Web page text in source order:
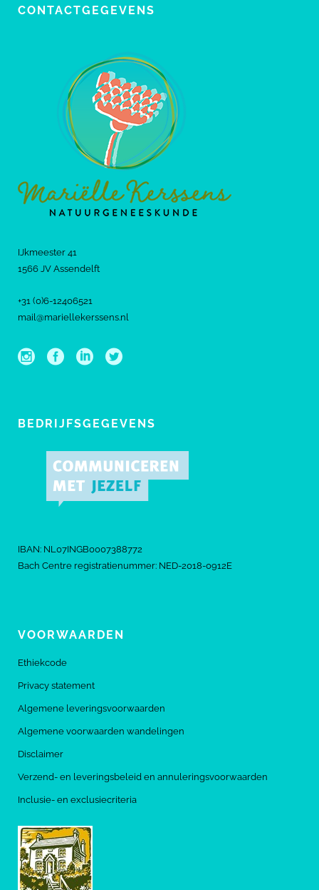
CONTACTGEGEVENS
IJkmeester 41
1566 JV Assendelft
+31 (0)6-12406521
mail@mariellekerssens.nl
BEDRIJFSGEGEVENS
IBAN: NL07INGB0007388772
Bach Centre registratienummer: NED-2018-0912E
VOORWAARDEN
Ethiekcode
Privacy statement
Algemene leveringsvoorwaarden
Algemene voorwaarden wandelingen
Disclaimer
Verzend- en leveringsbeleid en annuleringsvoorwaarden
Inclusie- en exclusiecriteria